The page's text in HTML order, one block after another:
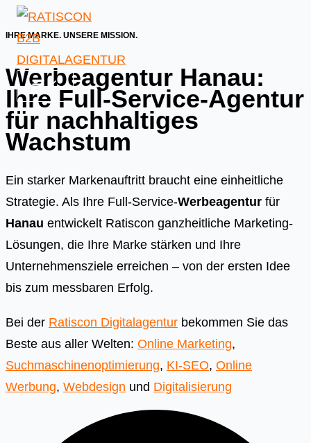
Skip
to
content
IHRE MARKE. UNSERE MISSION.
Werbeagentur Hanau:
Ihre Full-Service-Agentur
für nachhaltiges
Wachstum
Ein starker Markenauftritt braucht eine einheitliche
Strategie. Als Ihre Full-Service-Werbeagentur für
Hanau entwickelt Ratiscon ganzheitliche Marketing-
Lösungen, die Ihre Marke stärken und Ihre
Unternehmensziele erreichen – von der ersten Idee
bis zum messbaren Erfolg.
Bei der Ratiscon Digitalagentur bekommen Sie das
Beste aus aller Welten: Online Marketing,
Suchmaschinenoptimierung, KI-SEO, Online
Werbung, Webdesign und Digitalisierung